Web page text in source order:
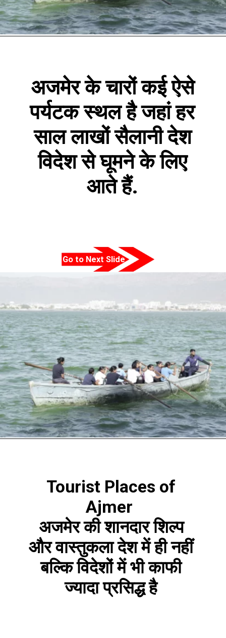
अजमेर के चारों कई ऐसे
पर्यटक स्थल है जहां हर
साल लाखों सैलानी देश
विदेश से घूमने के लिए
आते हैं.
Go to Next Slide
Tourist Places of
Ajmer
अजमेर की शानदार शिल्प
और वास्तुकला देश में ही नहीं
बल्कि विदेशों में भी काफी
ज्यादा प्रसिद्ध है